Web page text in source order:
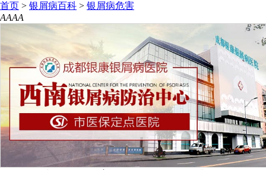
首页 > 银屑病百科 > 银屑病危害
AAAA